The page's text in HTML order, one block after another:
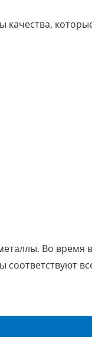
Во время
соответствуют